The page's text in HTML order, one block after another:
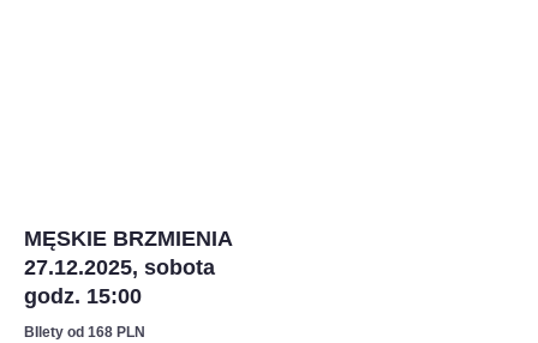
MĘSKIE BRZMIENIA
27.12.2025, sobota
godz. 15:00
BIlety od 168 PLN